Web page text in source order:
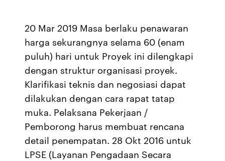
20 Mar 2019 Masa berlaku penawaran
harga sekurangnya selama 60 (enam
puluh) hari untuk Proyek ini dilengkapi
dengan struktur organisasi proyek.
Klarifikasi teknis dan negosiasi dapat
dilakukan dengan cara rapat tatap
muka. Pelaksana Pekerjaan /
Pemborong harus membuat rencana
detail penempatan. 28 Okt 2016 untuk
LPSE (Layanan Pengadaan Secara